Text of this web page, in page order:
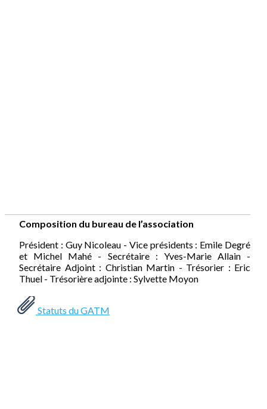
Composition du bureau de l’association
Président : Guy Nicoleau - Vice présidents : Emile Degré
et Michel Mahé - Secrétaire : Yves-Marie Allain -
Secrétaire Adjoint : Christian Martin - Trésorier : Eric
Thuel - Trésorière adjointe : Sylvette Moyon
Statuts du GATM